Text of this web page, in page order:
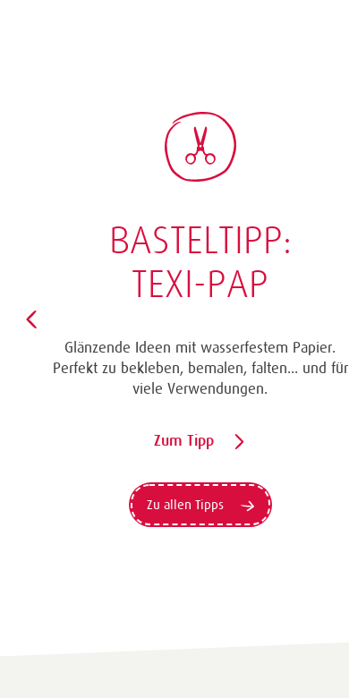
BASTELTIPP:
TEXI-PAP
Glänzende Ideen mit wasserfestem Papier.
Perfekt zu bekleben, bemalen, falten... und für
viele Verwendungen.
Zum Tipp
Zu allen Tipps